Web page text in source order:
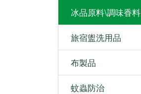
冰品原料\調味香料
旅宿盥洗用品
布製品
蚊蟲防治